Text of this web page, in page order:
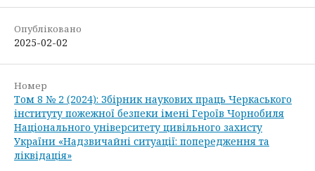
Опубліковано
2025-02-02
Номер
Том 8 № 2 (2024): Збірник наукових праць Черкаського
інституту пожежної безпеки імені Героїв Чорнобиля
Національного університету цивільного захисту
України «Надзвичайні ситуації: попередження та
ліквідація»